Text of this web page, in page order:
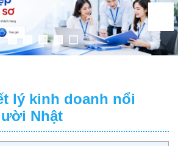
lý kinh doanh nổi
Nhật